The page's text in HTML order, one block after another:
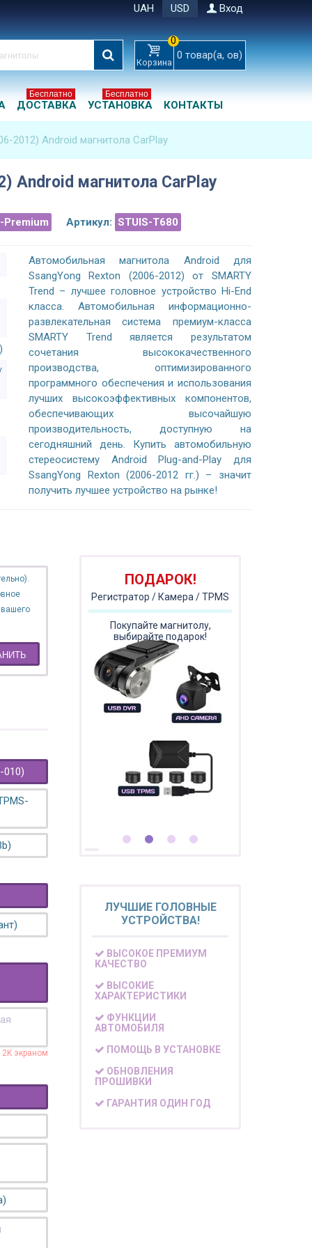
UAH USD Вход
Корзина
0
0 товар(а, ов)
ДОСТАВКА
Бесплатно
УСТАНОВКА
Бесплатно
КОНТАКТЫ
2012) Android магнитола CarPlay
Android магнитола CarPlay
Premium Артикул: STUIS-T680
Автомобильная магнитола Android для
SsangYong Rexton (2006-2012) от SMARTY
Trend – лучшее головное устройство Hi-End
класса. Автомобильная информационно-
развлекательная система премиум-класса
SMARTY Trend является результатом
сочетания высококачественного
производства, оптимизированного
программного обеспечения и использования
лучших высокоэффективных компонентов,
обеспечивающих высочайшую
производительность, доступную на
сегодняшний день. Купить автомобильную
стереосистему Android Plug-and-Play для
SsangYong Rexton (2006-2012 гг.) – значит
получить лучшее устройство на рынке!
010)
2K экраном
ПОДАРОК!
Регистратор / Камера / TPMS
Покупайте магнитолу,
выбирайте подарок!
ЛУЧШИЕ ГОЛОВНЫЕ
УСТРОЙСТВА!
ВЫСОКОЕ ПРЕМИУМ
КАЧЕСТВО
ВЫСОКИЕ
ХАРАКТЕРИСТИКИ
ФУНКЦИИ
АВТОМОБИЛЯ
ПОМОЩЬ В УСТАНОВКЕ
ОБНОВЛЕНИЯ
ПРОШИВКИ
ГАРАНТИЯ ОДИН ГОД